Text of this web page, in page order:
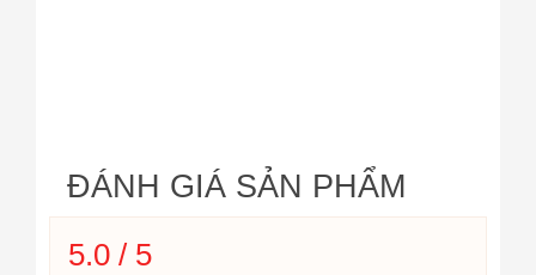
ĐÁNH GIÁ SẢN PHẨM
5.0 / 5